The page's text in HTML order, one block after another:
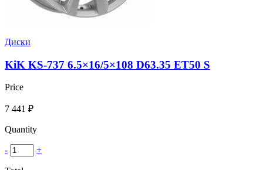
Диски
KiK KS-737 6.5×16/5×108 D63.35 ET50 S
Price
7 441 ₽
Quantity
- +